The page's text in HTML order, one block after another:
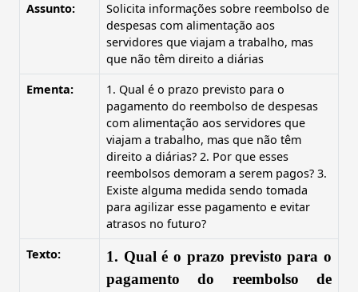
Assunto:
Solicita informações sobre reembolso de
despesas com alimentação aos
servidores que viajam a trabalho, mas
que não têm direito a diárias
Ementa:
1. Qual é o prazo previsto para o
pagamento do reembolso de despesas
com alimentação aos servidores que
viajam a trabalho, mas que não têm
direito a diárias? 2. Por que esses
reembolsos demoram a serem pagos? 3.
Existe alguma medida sendo tomada
para agilizar esse pagamento e evitar
atrasos no futuro?
Texto:
1. Qual é o prazo previsto para o
pagamento do reembolso de